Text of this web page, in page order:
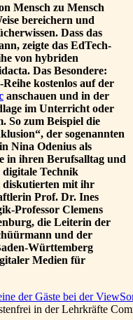
Mensch zu Mensch
bereichern und
Dass das
zeigte das EdTech-
von hybriden
Das Besondere:
kostenlos auf der
anschauen und in der
im Unterricht oder
zum Beispiel die
der sogenannten
Nina Odenius als
in ihren Berufsalltag und
digitale Technik
mit ihr
Prof. Dr. Ines
Professor Clemens
die Leiterin der
und der
Württemberg
Medien für
in der Lehrkräfte